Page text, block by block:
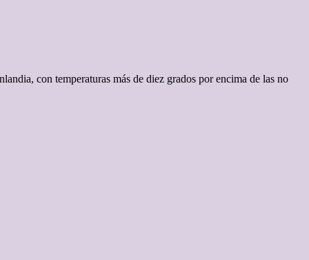
con temperaturas más de diez grados por encima de las no